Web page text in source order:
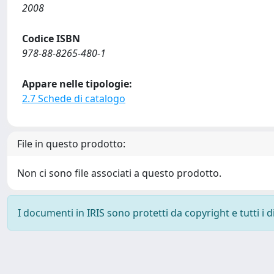
2008
Codice ISBN
978-88-8265-480-1
Appare nelle tipologie:
2.7 Schede di catalogo
File in questo prodotto:
Non ci sono file associati a questo prodotto.
I documenti in IRIS sono protetti da copyright e tutti i